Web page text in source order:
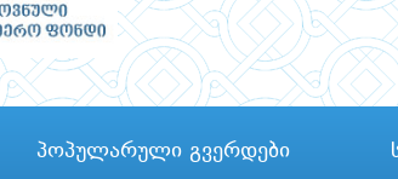
პოპულარული გვერდები